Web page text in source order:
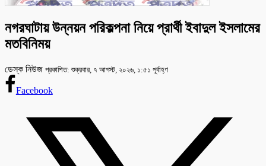
নগরঘাটায় উন্নয়ন পরিকল্পনা নিয়ে প্রার্থী ইবাদুল ইসলামের
মতবিনিময়
ডেস্ক নিউজ প্রকাশিত: শুক্রবার, ৭ আগস্ট, ২০২৬, ১:৫১ পূর্বাহ্ণ
Facebook